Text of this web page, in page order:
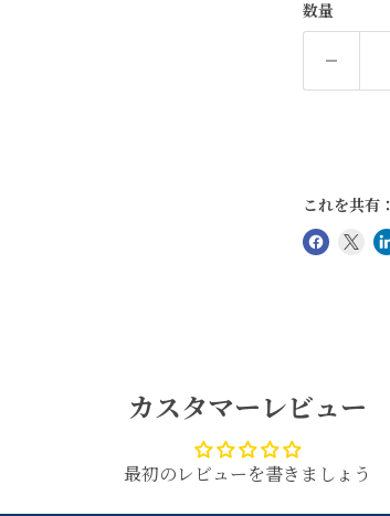
数量
これを共有：
カスタマーレビュー
最初のレビューを書きましょう